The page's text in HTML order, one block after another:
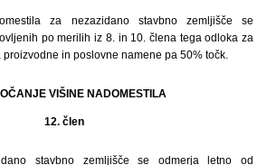
za nezazidano stavbno zemljišče se
po merilih iz 8. in 10. člena tega odloka za
in poslovne namene pa 50% točk.
VIŠINE NADOMESTILA
12. člen
stavbno zemljišče se odmerja letno od